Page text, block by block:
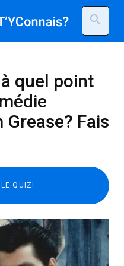
search
quel point
Fais